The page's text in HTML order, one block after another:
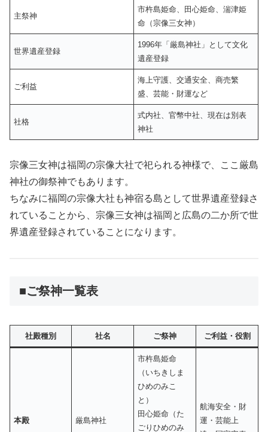
主祭神
市杵島姫命、田心姫命、湍津姫
命（宗像三女神）
世界遺産登録
1996年「厳島神社」として文化
遺産登録
ご利益
海上守護、交通安全、商売繁
盛、芸能・財運など
社格
式内社、官幣中社、現在は別表
神社
宗像三女神は福岡の宗像大社で祀られる神様で、ここ厳島
神社の御祭神でもあります。
ちなみに福岡の宗像大社も神宿る島として世界遺産登録さ
れていることから、宗像三女神は福岡と広島の二か所で世
界遺産登録されていることになります。
■ご祭神一覧表
社殿種別 社名 ご祭神 ご利益・役割
本殿 厳島神社
市杵島姫命
（いちきしま
ひめのみこ
と）
田心姫命（た
ごりひめのみ
航海安全・財
運・芸能上